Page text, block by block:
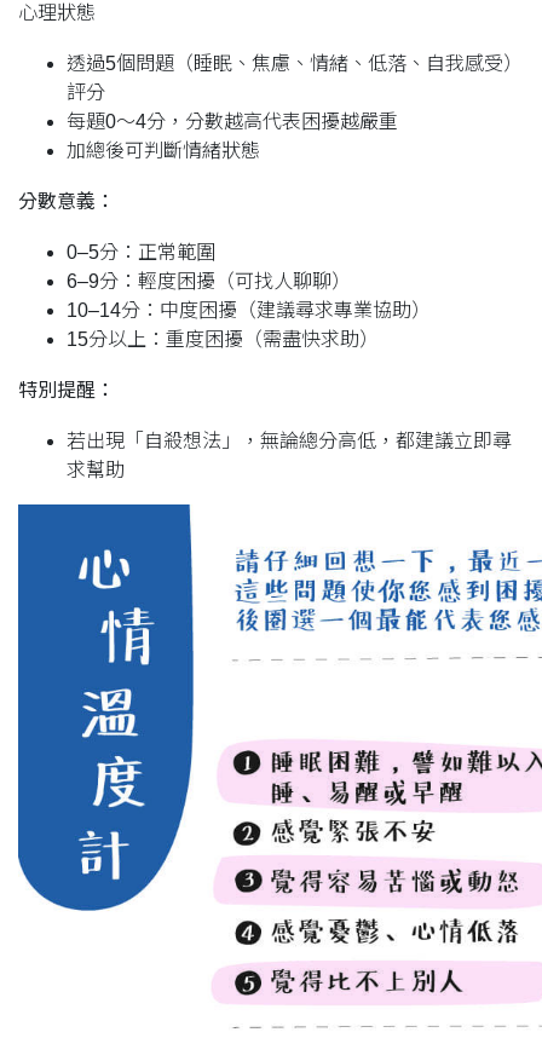
心理狀態
透過5個問題（睡眠、焦慮、情緒、低落、自我感受）
評分
每題0～4分，分數越高代表困擾越嚴重
加總後可判斷情緒狀態
分數意義：
0–5分：正常範圍
6–9分：輕度困擾（可找人聊聊）
10–14分：中度困擾（建議尋求專業協助）
15分以上：重度困擾（需盡快求助）
特別提醒：
若出現「自殺想法」，無論總分高低，都建議立即尋
求幫助